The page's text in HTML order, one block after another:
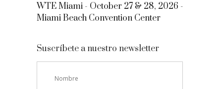
WTE Miami - October 27 & 28, 2026 -
Miami Beach Convention Center
Suscríbete a nuestro newsletter